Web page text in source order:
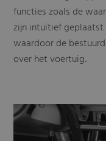
functies zoals de
zijn intuïtief
waardoor de
over het voertuig.